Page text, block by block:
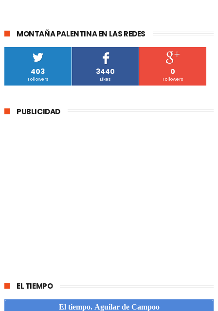
MONTAÑA PALENTINA EN LAS REDES
403
Followers
3440
Likes
0
Followers
PUBLICIDAD
EL TIEMPO